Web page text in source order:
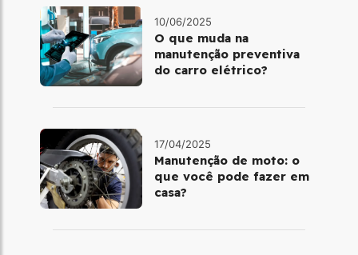
10/06/2025
O que muda na
manutenção preventiva
do carro elétrico?
17/04/2025
Manutenção de moto: o
que você pode fazer em
casa?